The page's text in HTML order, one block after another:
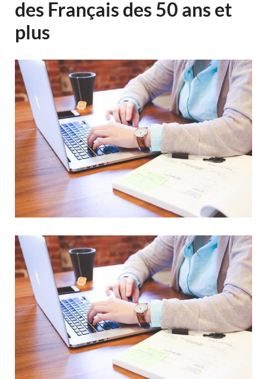
des Français des 50 ans et
plus